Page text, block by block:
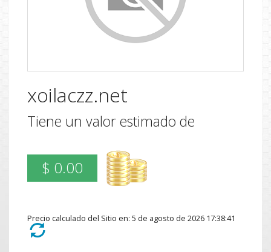
xoilaczz.net
Tiene un valor estimado de
$ 0.00
Precio calculado del Sitio en: 5 de agosto de 2026 17:38:41